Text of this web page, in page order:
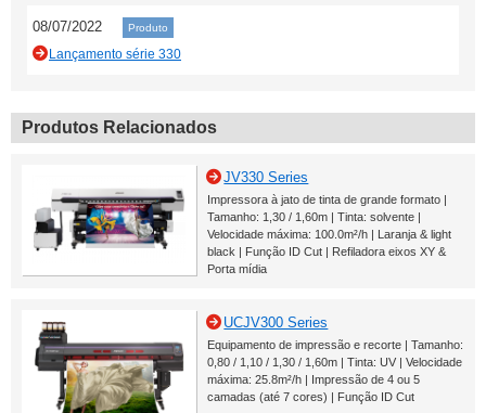
08/07/2022 Produto
Lançamento série 330
Produtos Relacionados
JV330 Series
Impressora à jato de tinta de grande formato |
Tamanho: 1,30 / 1,60m | Tinta: solvente |
Velocidade máxima: 100.0m²/h | Laranja & light
black | Função ID Cut | Refiladora eixos XY &
Porta mídia
UCJV300 Series
Equipamento de impressão e recorte | Tamanho:
0,80 / 1,10 / 1,30 / 1,60m | Tinta: UV | Velocidade
máxima: 25.8m²/h | Impressão de 4 ou 5
camadas (até 7 cores) | Função ID Cut